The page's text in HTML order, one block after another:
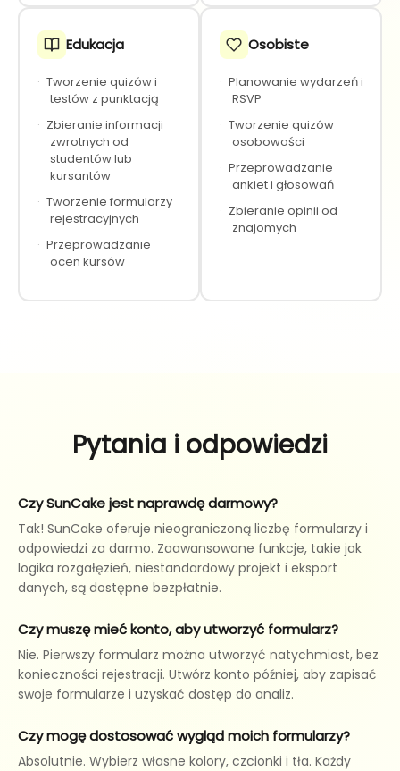
Edukacja
· Tworzenie quizów i
testów z punktacją
· Zbieranie informacji
zwrotnych od
studentów lub
kursantów
· Tworzenie formularzy
rejestracyjnych
· Przeprowadzanie
ocen kursów
Osobiste
· Planowanie wydarzeń i
RSVP
· Tworzenie quizów
osobowości
· Przeprowadzanie
ankiet i głosowań
· Zbieranie opinii od
znajomych
Pytania i odpowiedzi
Czy SunCake jest naprawdę darmowy?
Tak! SunCake oferuje nieograniczoną liczbę formularzy i
odpowiedzi za darmo. Zaawansowane funkcje, takie jak
logika rozgałęzień, niestandardowy projekt i eksport
danych, są dostępne bezpłatnie.
Czy muszę mieć konto, aby utworzyć formularz?
Nie. Pierwszy formularz można utworzyć natychmiast, bez
konieczności rejestracji. Utwórz konto później, aby zapisać
swoje formularze i uzyskać dostęp do analiz.
Czy mogę dostosować wygląd moich formularzy?
Absolutnie. Wybierz własne kolory, czcionki i tła. Każdy